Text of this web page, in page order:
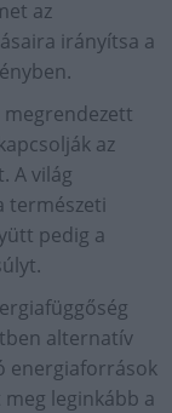
az
irányítsa a
az
A világ
természeti
pedig a
alternatív
energiaforrások
leginkább a